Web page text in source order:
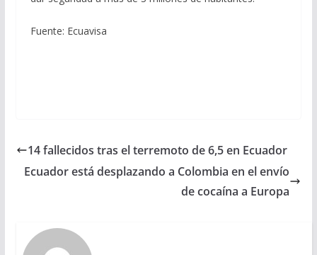
Fuente: Ecuavisa
14 fallecidos tras el terremoto de 6,5 en Ecuador
Ecuador está desplazando a Colombia en el envío
de cocaína a Europa